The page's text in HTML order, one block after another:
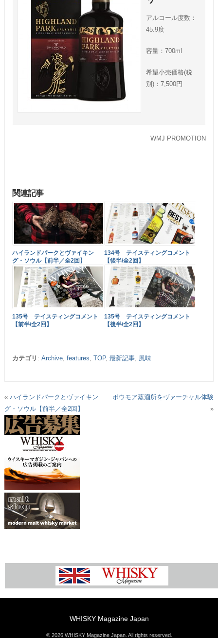
アルコール度数：
45.9度
容量：700ml
希望小売価格(税
別)：7,500円
WMJ PROMOTION
関連記事
ハイランドパークとヴァイキン
グ・ソウル【前半／全2回】
134号 テイスティングコメント
【後半/全2回】
135号 テイスティングコメント
【前半/全2回】
135号 テイスティングコメント
【後半/全2回】
カテゴリ : Archive, features TOP, 最新記事, 風味
« ハイランドパークとヴァイキン
グ・ソウル【前半／全2回】
ボウモア蒸溜所をヴァーチャル体験
»
WHISKY Magazine Japan
© 2026 WHISKY Magazine Japan. All rights reserved.